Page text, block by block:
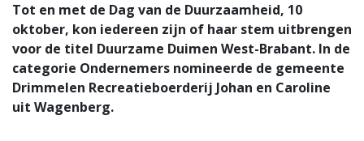
Tot en met de Dag van de Duurzaamheid, 10
oktober, kon iedereen zijn of haar stem uitbrengen
voor de titel Duurzame Duimen West-Brabant. In de
categorie Ondernemers nomineerde de gemeente
Drimmelen Recreatieboerderij Johan en Caroline
uit Wagenberg.